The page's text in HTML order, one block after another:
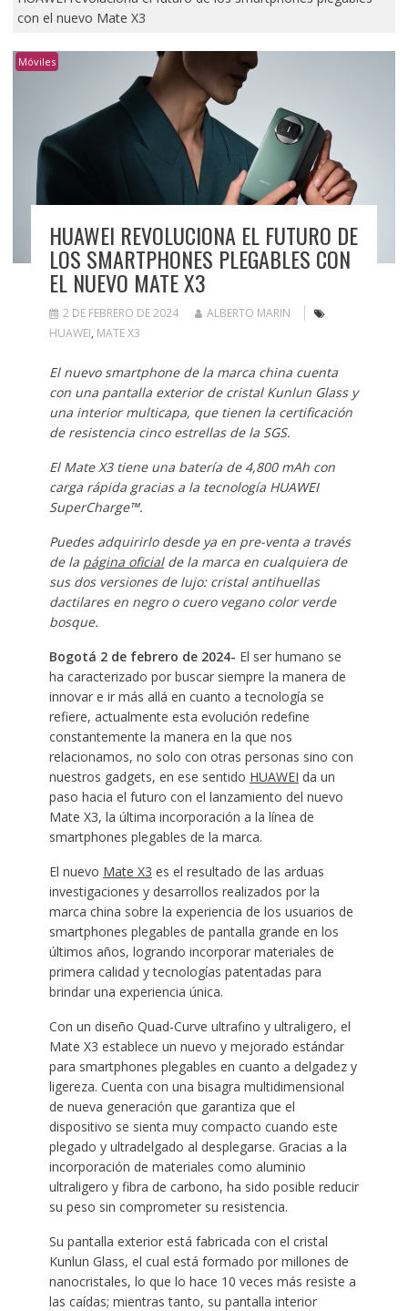
con el nuevo Mate X3
Móviles
HUAWEI REVOLUCIONA EL FUTURO DE
LOS SMARTPHONES PLEGABLES CON
EL NUEVO MATE X3
2 DE FEBRERO DE 2024
ALBERTO MARIN
HUAWEI, MATE X3
El nuevo smartphone de la marca china cuenta
con una pantalla exterior de cristal Kunlun Glass y
una interior multicapa, que tienen la certificación
de resistencia cinco estrellas de la SGS.
El Mate X3 tiene una batería de 4,800 mAh con
carga rápida gracias a la tecnología HUAWEI
SuperCharge™.
Puedes adquirirlo desde ya en pre-venta a través
de la página oficialde la marca en cualquiera de
sus dos versiones de lujo: cristal antihuellas
dactilares en negro o cuero vegano color verde
bosque.
Bogotá 2 de febrero de 2024- El ser humano se
ha caracterizado por buscar siempre la manera de
innovar e ir más allá en cuanto a tecnología se
refiere, actualmente esta evolución redefine
constantemente la manera en la que nos
relacionamos, no solo con otras personas sino con
nuestros gadgets, en ese sentido HUAWEI da un
paso hacia el futuro con el lanzamiento del nuevo
Mate X3, la última incorporación a la línea de
smartphones plegables de la marca.
El nuevo Mate X3 es el resultado de las arduas
investigaciones y desarrollos realizados por la
marca china sobre la experiencia de los usuarios de
smartphones plegables de pantalla grande en los
últimos años, logrando incorporar materiales de
primera calidad y tecnologías patentadas para
brindar una experiencia única.
Con un diseño Quad-Curve ultrafino y ultraligero, el
Mate X3 establece un nuevo y mejorado estándar
para smartphones plegables en cuanto a delgadez y
ligereza. Cuenta con una bisagra multidimensional
de nueva generación que garantiza que el
dispositivo se sienta muy compacto cuando este
plegado y ultradelgado al desplegarse. Gracias a la
incorporación de materiales como aluminio
ultraligero y fibra de carbono, ha sido posible reducir
su peso sin comprometer su resistencia.
Su pantalla exterior está fabricada con el cristal
Kunlun Glass, el cual está formado por millones de
nanocristales, lo que lo hace 10 veces más resiste a
las caídas; mientras tanto, su pantalla interior